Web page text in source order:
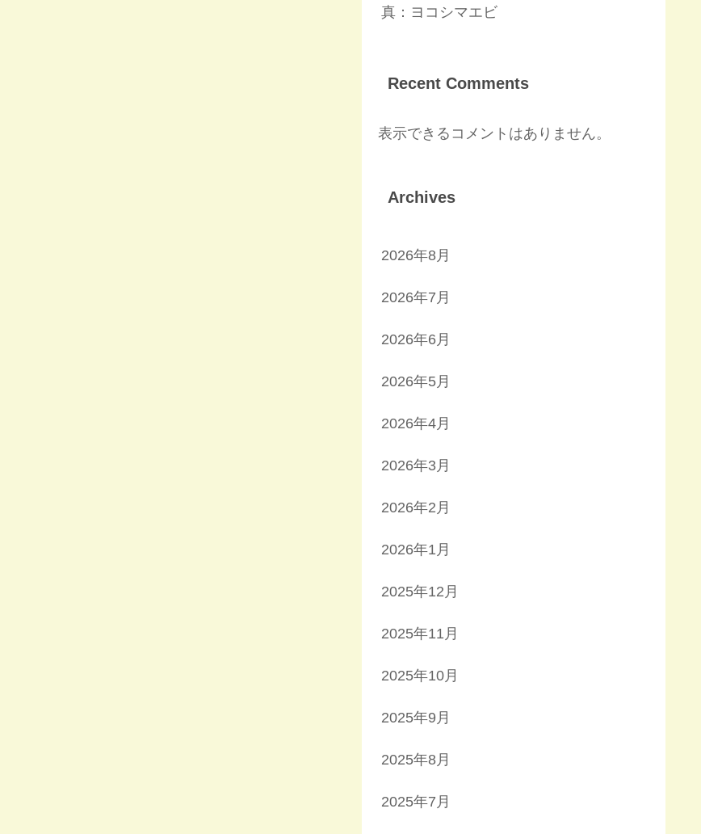
真：ヨコシマエビ
Recent Comments
表示できるコメントはありません。
Archives
2026年8月
2026年7月
2026年6月
2026年5月
2026年4月
2026年3月
2026年2月
2026年1月
2025年12月
2025年11月
2025年10月
2025年9月
2025年8月
2025年7月